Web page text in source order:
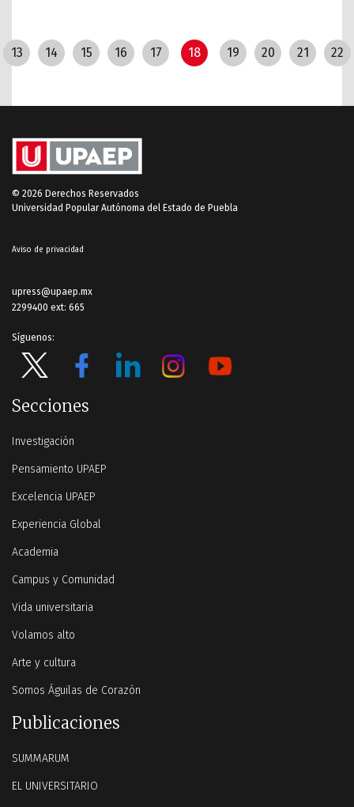
13 14 15 16 17 18 19 20 21 22
© 2026 Derechos Reservados
Universidad Popular Autónoma del Estado de Puebla
Aviso de privacidad
upress@upaep.mx
2299400 ext: 665
Síguenos:
Secciones
Investigación
Pensamiento UPAEP
Excelencia UPAEP
Experiencia Global
Academia
Campus y Comunidad
Vida universitaria
Volamos alto
Arte y cultura
Somos Águilas de Corazón
Publicaciones
SUMMARUM
EL UNIVERSITARIO